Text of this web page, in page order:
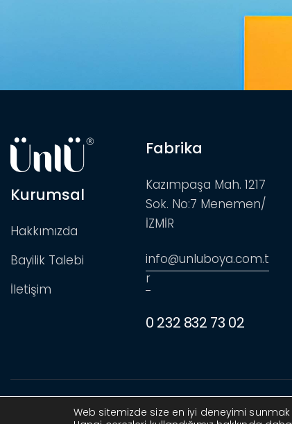
Kurumsal
Hakkımızda
Bayilik Talebi
İletişim
Fabrika
Kazımpaşa Mah. 1217
Sok. No:7 Menemen/
İZMİR
info@unluboya.com.t
r
0 232 832 73 02
© 2025. Tüm hakları saklıdır. Design by
Web sitemizde size en iyi deneyimi sunmak